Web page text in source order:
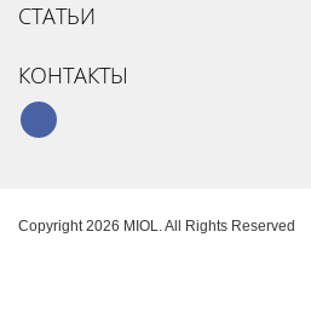
СТАТЬИ
КОНТАКТЫ
Copyright 2026 MIOL. All Rights Reserved